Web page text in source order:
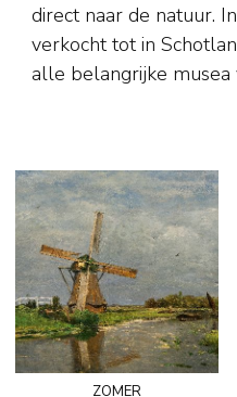
alle belangrijke musea
zomer